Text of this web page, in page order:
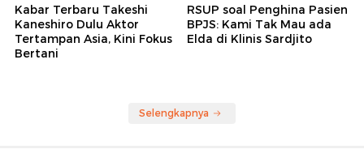
Kabar Terbaru Takeshi
Kaneshiro Dulu Aktor
Tertampan Asia, Kini Fokus
Bertani
RSUP soal Penghina Pasien
BPJS: Kami Tak Mau ada
Elda di Klinis Sardjito
Selengkapnya